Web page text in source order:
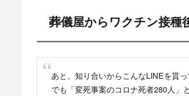
葬儀屋からワクチン接種
あと、知り合いからこんなLINEを貰